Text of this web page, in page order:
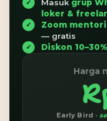
Masuk grup
loker &
Zoom
— gratis
Diskon 10–30%
Harga
Early Bird ·